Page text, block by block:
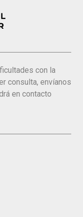
Critical to
in the
COMPLETO
con la
consulta, envíanos
en contacto